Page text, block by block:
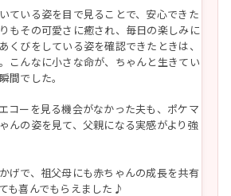
ている姿を目で見ることで、安心できた
もその可愛さに癒され、毎日の楽しみに
くびをしている姿を確認できたときは、
こんなに小さな命が、ちゃんと生きてい
間でした。
コーを見る機会がなかった夫も、ポケマ
んの姿を見て、父親になる実感がより強
げで、祖父母にも赤ちゃんの成長を共有
も喜んでもらえました♪